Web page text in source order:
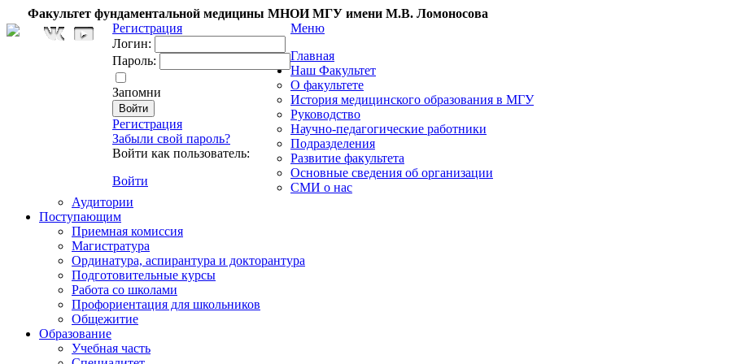
Факультет фундаментальной медицины МНОИ МГУ имени М.В. Ломоносова
Регистрация
Логин:
Пароль:
Запомни
Регистрация
Забыли свой пароль?
Войти как пользователь:
Войти
Меню
Главная
Наш Факультет
О факультете
История медицинского образования в МГУ
Руководство
Научно-педагогические работники
Подразделения
Развитие факультета
Основные сведения об организации
СМИ о нас
Аудитории
Поступающим
Приемная комиссия
Магистратура
Ординатура, аспирантура и докторантура
Подготовительные курсы
Работа со школами
Профориентация для школьников
Общежитие
Образование
Учебная часть